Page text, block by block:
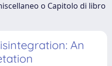
o Capitolo di libro
An